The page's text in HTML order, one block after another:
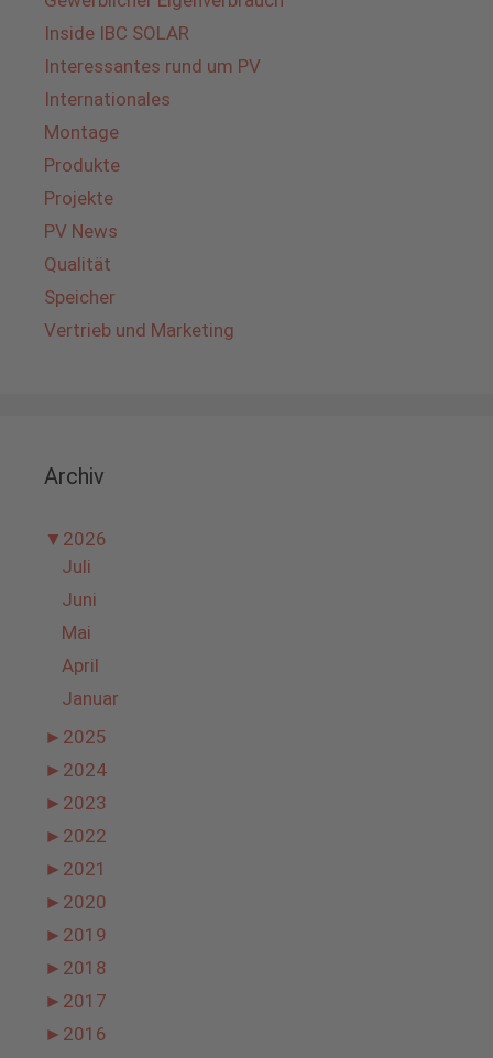
Inside IBC SOLAR
Interessantes rund um PV
Internationales
Montage
Produkte
Projekte
PV News
Qualität
Speicher
Vertrieb und Marketing
Archiv
▼ 2026
Juli
Juni
Mai
April
Januar
► 2025
► 2024
► 2023
► 2022
► 2021
► 2020
► 2019
► 2018
► 2017
► 2016